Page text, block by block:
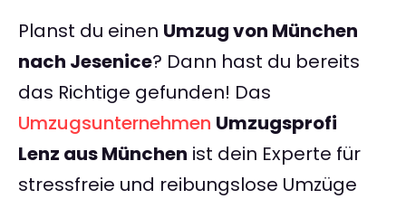
Planst du einen Umzug von München
nach Jesenice? Dann hast du bereits
das Richtige gefunden! Das
Umzugsunternehmen Umzugsprofi
Lenz aus München ist dein Experte für
stressfreie und reibungslose Umzüge